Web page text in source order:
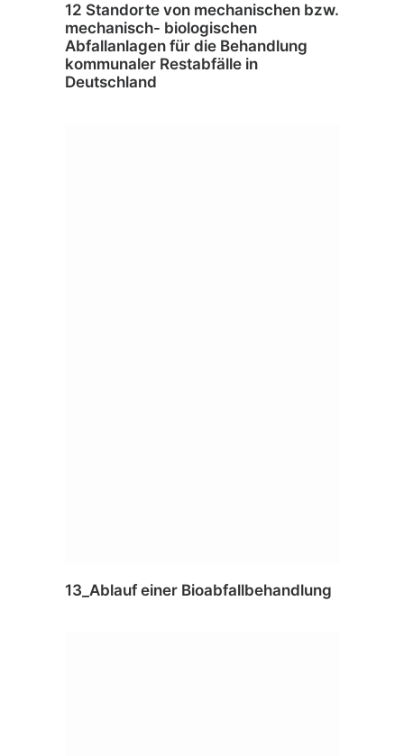
12 Standorte von mechanischen bzw.
mechanisch- biologischen
Abfallanlagen für die Behandlung
kommunaler Restabfälle in
Deutschland
13_Ablauf einer Bioabfallbehandlung